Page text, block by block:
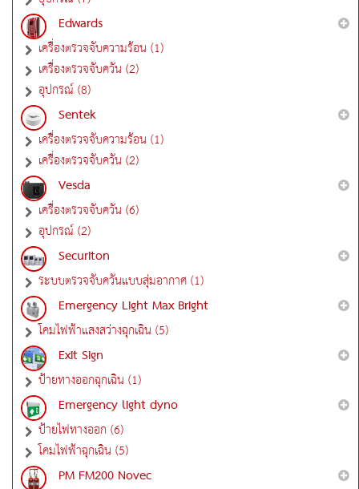
Edwards
เครื่องตรวจจับความร้อน (1)
เครื่องตรวจจับควัน (2)
อุปกรณ์ (8)
Sentek
เครื่องตรวจจับความร้อน (1)
เครื่องตรวจจับควัน (2)
Vesda
เครื่องตรวจจับควัน (6)
อุปกรณ์ (2)
Securiton
ระบบตรวจจับควันแบบสุ่มอากาศ (1)
Emergency Light Max Bright
โคมไฟฟ้าแสงสว่างฉุกเฉิน (5)
Exit Sign
ป้ายทางออกฉุกเฉิน (1)
Emergency light dyno
ป้ายไฟทางออก (6)
โคมไฟฟ้าฉุกเฉิน (5)
PM FM200 Novec